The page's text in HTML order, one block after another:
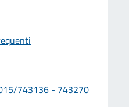
743136 - 743270